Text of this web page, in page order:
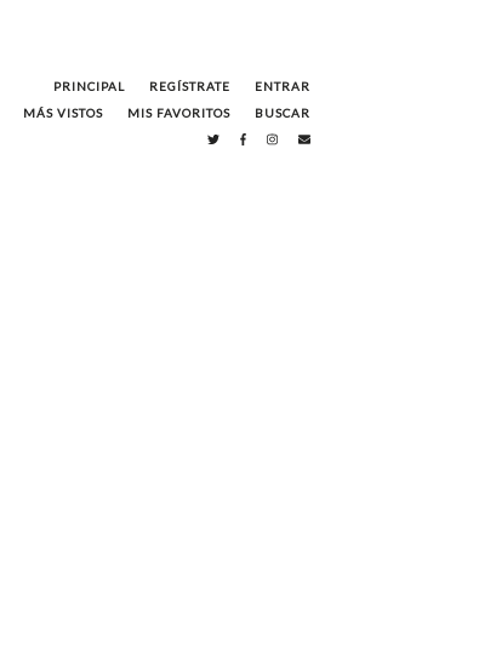
PRINCIPAL REGÍSTRATE
ENTRAR
MÁS VISTOS MIS FAVORITOS BUSCAR